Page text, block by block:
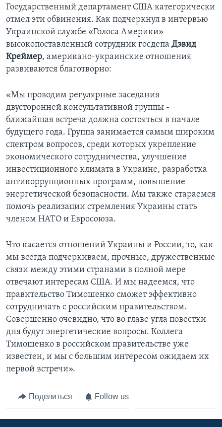
Языки
Государственный департамент США категорически
отмел эти обвинения. Как подчеркнул в интервью
Украинской службе «Голоса Америки»
высокопоставленный сотрудник госдепа Дэвид
Креймер, американо-украинские отношения
развиваются благотворно:
«Мы проводим регулярные заседания
двусторонней консультативной группы -
ближайшая встреча должна состояться в начале
будущего года. Группа занимается самым широким
спектром вопросов, среди которых укрепление
экономического сотрудничества, улучшение
инвестиционного климата в Украине, разработка
антикоррупционных программ, повышение
энергетической безопасности. Мы также стараемся
помочь реализации стремления Украины стать
членом НАТО и Евросоюза.
Что касается отношений Украины и России, то, как
мы всегда подчеркиваем, прочные, дружественные
связи между этими странами в полной мере
отвечают интересам США. И мы надеемся, что
правительство Тимошенко сможет эффективно
сотрудничать с российским правительством.
Совершенно очевидно, что во главе угла повестки
дня будут энергетические вопросы. Коллега
Тимошенко в российском правительстве уже
известен, и мы с большим интересом ожидаем их
первой встречи».
Поделиться Follow us